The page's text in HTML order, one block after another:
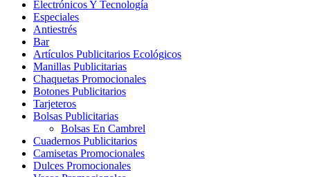
Electrónicos Y Tecnología
Especiales
Antiestrés
Bar
Artículos Publicitarios Ecológicos
Manillas Publicitarias
Chaquetas Promocionales
Botones Publicitarios
Tarjeteros
Bolsas Publicitarias
Bolsas En Cambrel
Cuadernos Publicitarios
Camisetas Promocionales
Dulces Promocionales